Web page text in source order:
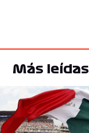
Más leídas